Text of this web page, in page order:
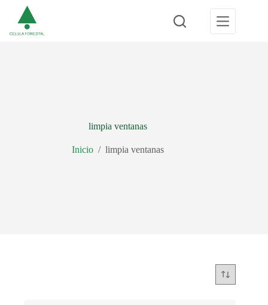
contenido
limpia ventanas
Inicio / limpia ventanas